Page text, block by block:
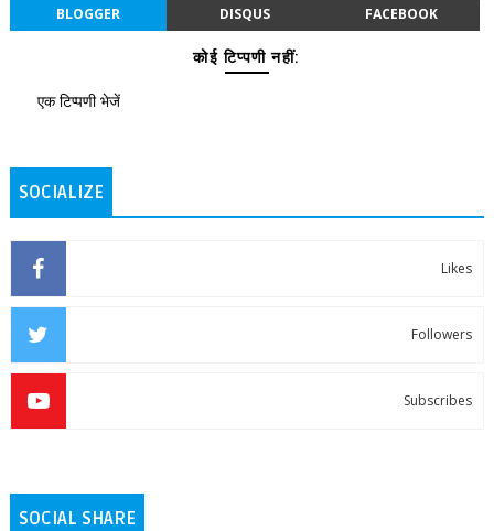
BLOGGER DISQUS FACEBOOK
कोई टिप्पणी नहीं:
एक टिप्पणी भेजें
SOCIALIZE
Likes
Followers
Subscribes
SOCIAL SHARE